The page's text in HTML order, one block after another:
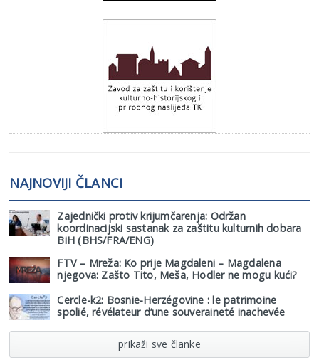
NAJNOVIJI ČLANCI
Zajednički protiv krijumčarenja: Održan
koordinacijski sastanak za zaštitu kulturnih dobara
BiH (BHS/FRA/ENG)
FTV – Mreža: Ko prije Magdaleni – Magdalena
njegova: Zašto Tito, Meša, Hodler ne mogu kući?
Cercle-k2: Bosnie-Herzégovine : le patrimoine
spolié, révélateur d’une souveraineté inachevée
prikaži sve članke